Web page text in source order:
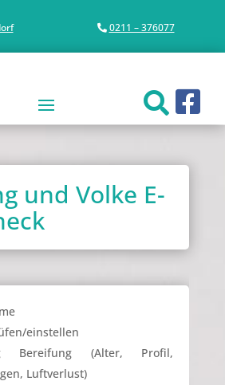
0211 – 376077
und Volke E-
einstellen
Bereifung (Alter, Profil,
Luftverlust)